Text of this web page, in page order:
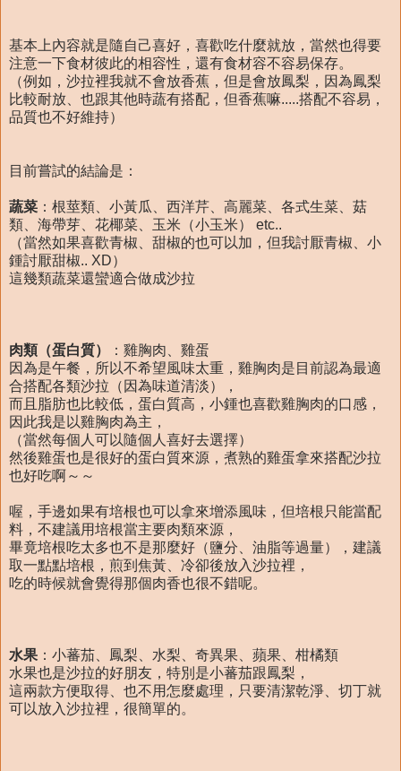
基本上內容就是隨自己喜好，喜歡吃什麼就放，當然也得要
注意一下食材彼此的相容性，還有食材容不容易保存。
（例如，沙拉裡我就不會放香蕉，但是會放鳳梨，因為鳳梨
比較耐放、也跟其他時蔬有搭配，但香蕉嘛.....搭配不容易，
品質也不好維持）
目前嘗試的結論是：
蔬菜 ：根莖類、小黃瓜、西洋芹、高麗菜、各式生菜、菇
類、海帶芽、花椰菜、玉米（小玉米） etc..
（當然如果喜歡青椒、甜椒的也可以加，但我討厭青椒、小
鍾討厭甜椒.. XD）
這幾類蔬菜還蠻適合做成沙拉
肉類（蛋白質）
：雞胸肉、雞蛋
因為是午餐，所以不希望風味太重，雞胸肉是目前認為最適
合搭配各類沙拉（因為味道清淡），
而且脂肪也比較低，蛋白質高，小鍾也喜歡雞胸肉的口感，
因此我是以雞胸肉為主，
（當然每個人可以隨個人喜好去選擇）
然後雞蛋也是很好的蛋白質來源，煮熟的雞蛋拿來搭配沙拉
也好吃啊～～
喔，手邊如果有培根也可以拿來增添風味，但培根只能當配
料，不建議用培根當主要肉類來源，
畢竟培根吃太多也不是那麼好（鹽分、油脂等過量），建議
取一點點培根，煎到焦黃、冷卻後放入沙拉裡，
吃的時候就會覺得那個肉香也很不錯呢。
水果 ：小蕃茄、鳳梨、水梨、奇異果、蘋果、柑橘類
水果也是沙拉的好朋友，特別是小蕃茄跟鳳梨，
這兩款方便取得、也不用怎麼處理，只要清潔乾淨、切丁就
可以放入沙拉裡，很簡單的。